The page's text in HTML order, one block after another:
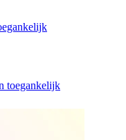
toegankelijk